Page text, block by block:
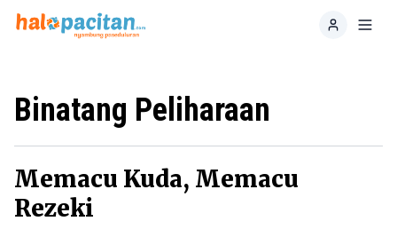
Home
Binatang Peliharaan
Memacu Kuda, Memacu
Rezeki